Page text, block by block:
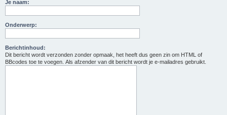
Je naam:
Onderwerp:
Berichtinhoud:
Dit bericht wordt verzonden zonder opmaak, het heeft dus geen zin om HTML of
BBcodes toe te voegen. Als afzender van dit bericht wordt je e-mailadres gebruikt.